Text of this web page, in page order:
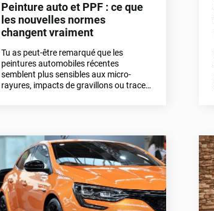
Peinture auto et PPF : ce que
les nouvelles normes
changent vraiment
Tu as peut-être remarqué que les
peintures automobiles récentes
semblent plus sensibles aux micro-
rayures, impacts de gravillons ou traces
respectueuses de l’environnement.Dans
cet article, on t’explique pourquoi le PPF
est devenu indispensable face aux
nouvelles normes constructeurs, et
comment choisir la bonne solution pour
protéger ta voiture sans compromis sur
le style.